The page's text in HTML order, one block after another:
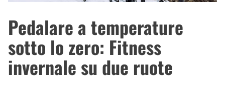
Pedalare a temperature
sotto lo zero: Fitness
invernale su due ruote